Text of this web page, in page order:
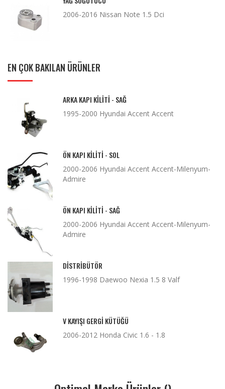
2006-2016 Nissan Note 1.5 Dci
EN ÇOK BAKILAN ÜRÜNLER
ARKA KAPI KILITI - SAĞ
1995-2000 Hyundai Accent Accent
ÖN KAPI KILITI - SOL
2000-2006 Hyundai Accent Accent-Milenyum-
Admire
ÖN KAPI KILITI - SAĞ
2000-2006 Hyundai Accent Accent-Milenyum-
Admire
DISTRIBÜTÖR
1996-1998 Daewoo Nexia 1.5 8 Valf
V KAYIŞI GERGI KÜTÜĞÜ
2006-2012 Honda Civic 1.6 - 1.8